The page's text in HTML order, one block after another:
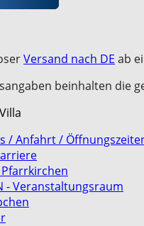
Versand nach DE ab
beinhalten die
/ Anfahrt /
- Veranstaltungsraum